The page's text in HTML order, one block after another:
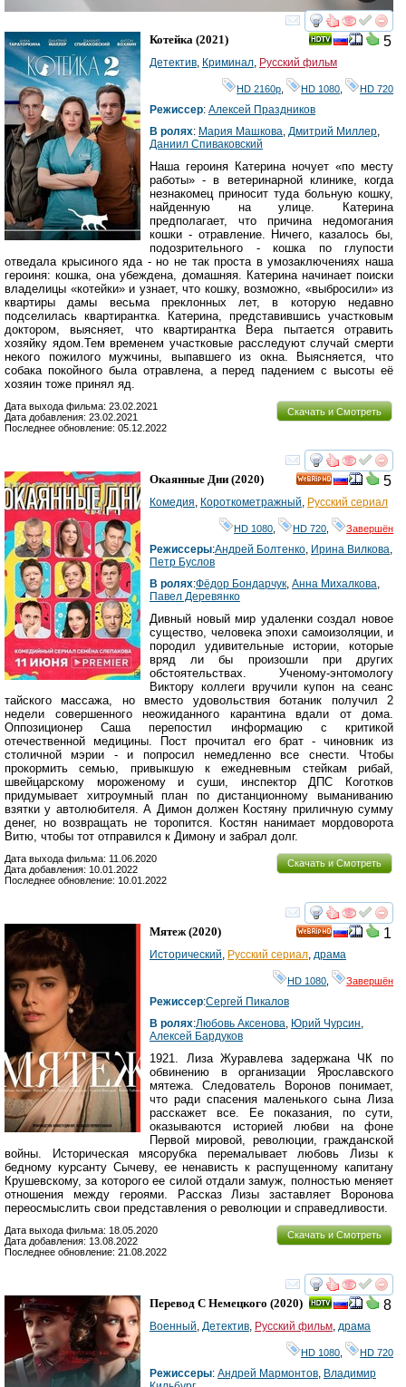
смотреть
5
Котейка (2021)
Детектив, Криминал, Русский фильм
HD 2160р, HD 1080, HD 720
Режиссер: Алексей Праздников
В ролях: Мария Машкова, Дмитрий Миллер,
Даниил Спиваковский
Наша героиня Катерина ночует «по месту
работы» - в ветеринарной клинике, когда
незнакомец приносит туда больную кошку,
найденную на улице. Катерина
предполагает, что причина недомогания
кошки - отравление. Ничего, казалось бы,
подозрительного - кошка по глупости
отведала крысиного яда - но не так проста в умозаключениях наша
героиня: кошка, она убеждена, домашняя. Катерина начинает поиски
владелицы «котейки» и узнает, что кошку, возможно, «выбросили» из
квартиры дамы весьма преклонных лет, в которую недавно
подселилась квартирантка. Катерина, представившись участковым
доктором, выясняет, что квартирантка Вера пытается отравить
хозяйку ядом.Тем временем участковые расследуют случай смерти
некого пожилого мужчины, выпавшего из окна. Выясняется, что
собака покойного была отравлена, а перед падением с высоты её
хозяин тоже принял яд.
Скачать и Смотреть
Дата выхода фильма: 23.02.2021
Дата добавления: 23.02.2021
Последнее обновление: 05.12.2022
смотреть
5
Окаянные Дни (2020)
Комедия, Короткометражный, Русский сериал
HD 1080 HD 720 Завершён
Режиссеры:Андрей Болтенко, Ирина Вилкова,
Петр Буслов
В ролях:Фёдор Бондарчук, Анна Михалкова,
Павел Деревянко
Дивный новый мир удаленки создал новое
существо, человека эпохи самоизоляции, и
породил удивительные истории, которые
вряд ли бы произошли при других
обстоятельствах. Ученому-энтомологу
Виктору коллеги вручили купон на сеанс
тайского массажа, но вместо удовольствия ботаник получил 2
недели совершенного неожиданного карантина вдали от дома.
Оппозиционер Саша перепостил информацию с критикой
отечественной медицины. Пост прочитал его брат - чиновник из
столичной мэрии - и попросил немедленно все снести. Чтобы
прокормить семью, привыкшую к ежедневным стейкам рибай,
швейцарскому мороженому и суши, инспектор ДПС Коготков
придумывает хитроумный план по дистанционному выманиванию
взятки у автолюбителя. А Димон должен Костяну приличную сумму
денег, но возвращать не торопится. Костян нанимает мордоворота
Витю, чтобы тот отправился к Димону и забрал долг.
Скачать и Смотреть
Дата выхода фильма: 11.06.2020
Дата добавления: 10.01.2022
Последнее обновление: 10.01.2022
смотреть
1
Мятеж(2020)
Исторический, Русский сериал, драма
HD 1080 Завершён
Режиссер:Сергей Пикалов
В ролях:Любовь Аксенова, Юрий Чурсин,
Алексей Бардуков
1921. Лиза Журавлева задержана ЧК по
обвинению в организации Ярославского
мятежа. Следователь Воронов понимает,
что ради спасения маленького сына Лиза
расскажет все. Ее показания, по сути,
оказываются историей любви на фоне
Первой мировой, революции, гражданской
войны. Историческая мясорубка перемалывает любовь Лизы к
бедному курсанту Сычеву, ее ненависть к распущенному капитану
Крушевскому, за которого ее силой отдали замуж, полностью меняет
отношения между героями. Рассказ Лизы заставляет Воронова
переосмыслить свои представления о революции и справедливости.
Скачать и Смотреть
Дата выхода фильма: 18.05.2020
Дата добавления: 13.08.2022
Последнее обновление: 21.08.2022
смотреть
8
Перевод С Немецкого (2020)
Военный, Детектив, Русский фильм, драма
HD 1080 HD 720
Режиссеры: Андрей Мармонтов, Владимир